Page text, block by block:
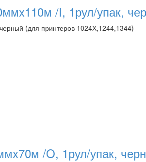
/I, 1рул/упак,
(для принтеров 1024Х,1244,1344)
/O, 1рул/упак,